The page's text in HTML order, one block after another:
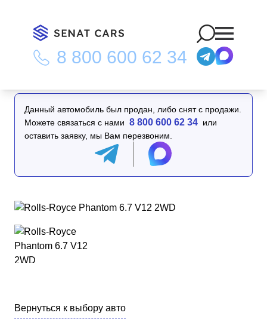
8 800 600 62 34
Главная Каталог/Rolls-Royce Phantom 6.7 V12 2WD
Данный автомобиль был продан, либо снят с продажи.
Можете связаться с нами 8 800 600 62 34 или
оставить заявку, мы Вам перезвоним.
Вернуться к выбору авто